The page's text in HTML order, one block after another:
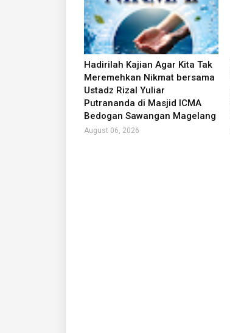
Hadirilah Kajian Agar Kita Tak
Meremehkan Nikmat bersama
Ustadz Rizal Yuliar
Putrananda di Masjid ICMA
Bedogan Sawangan Magelang
August 06, 2026